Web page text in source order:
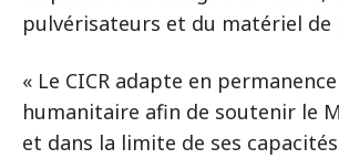
pulvérisateurs et du matériel
« Le CICR adapte en
humanitaire afin de soutenir le
et dans la limite de ses